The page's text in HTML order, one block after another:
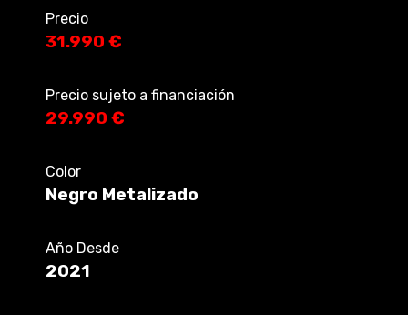
Precio
31.990 €
Precio sujeto a financiación
29.990 €
Color
Negro Metalizado
Año Desde
2021